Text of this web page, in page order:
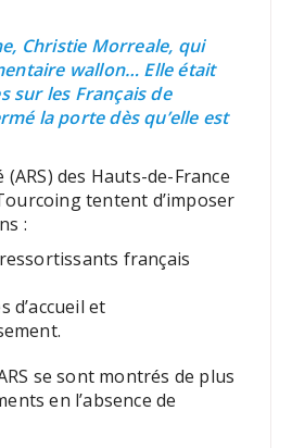
Christie Morreale, qui
wallon… Elle était
sur les Français de
la porte dès qu’elle est
des Hauts-de-France
tentent d’imposer
:
français
d’accueil et
se sont montrés de plus
en l’absence de